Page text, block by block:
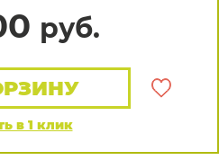
руб.
в 1 клик